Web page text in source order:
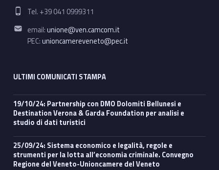
Phone number:
Tel. +39 041 0999311
Email address:
email:unione@ven.camcom.it
PEC:unioncamereveneto@pec.it
ULTIMI COMUNICATI STAMPA
19/10/24: Partnership con DMO Dolomiti Bellunesi e
Destination Verona & Garda Foundation per analisi e
studio di dati turistici
25/09/24: Sistema economico e legalità, regole e
strumenti per la lotta all’economia criminale. Convegno
Regione del Veneto-Unioncamere del Veneto